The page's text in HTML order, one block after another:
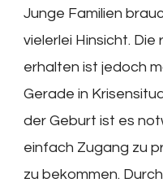
Junge Familien
vielerlei Hinsicht. Die
erhalten ist jedoch
Gerade in
der Geburt ist es
einfach Zugang zu
zu bekommen.